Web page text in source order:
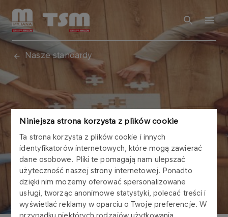
Niniejsza strona korzysta z plików cookie
Ta strona korzysta z plików cookie i innych
identyfikatorów internetowych, które mogą zawierać
dane osobowe. Pliki te pomagają nam ulepszać
użyteczność naszej strony internetowej. Ponadto
dzięki nim możemy oferować spersonalizowane
usługi, tworząc anonimowe statystyki, polecać treści i
wyświetlać reklamy w oparciu o Twoje preferencje. W
przypadku niektórych rodzajów użytkowania
Nasze standardy
O FIRMIE
Kodeks Etyki